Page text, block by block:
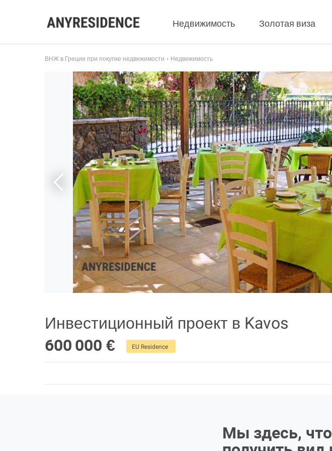
Недвижимость Золотая виза
ВНЖ в Греции при покупке недвижимости Недвижимость
Инвестиционный проект в Kavos
600 000 €
EU Residence
Мы здесь,